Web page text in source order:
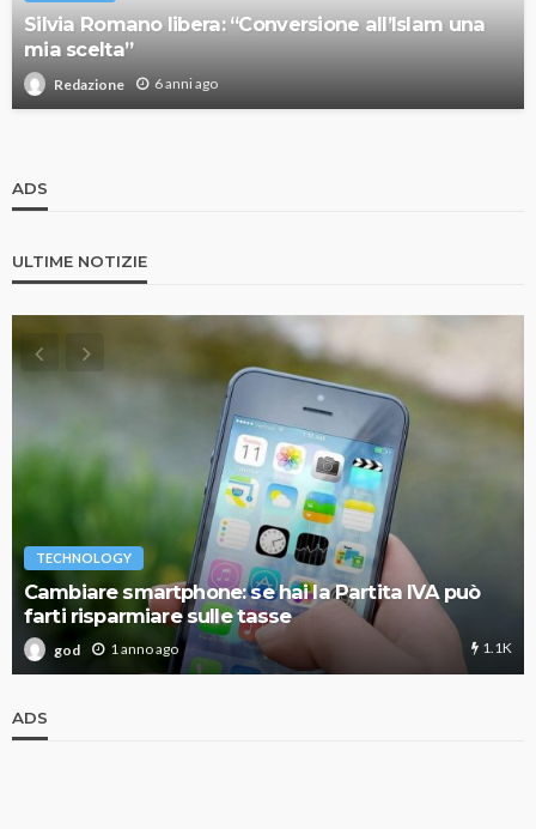
Silvia Romano libera: “Conversione all’Islam una
mia scelta”
Redazione 6 anni ago
ADS
ULTIME NOTIZIE
TECHNOLOGY
Cambiare smartphone: se hai la Partita IVA può
farti risparmiare sulle tasse
god 1 anno ago 1.1K
ADS